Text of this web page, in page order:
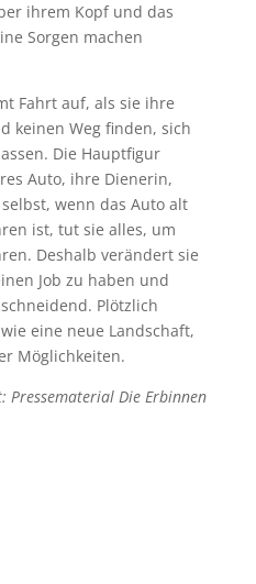
ihrem Kopf und das
Sorgen machen
Fahrt auf, als sie ihre
keinen Weg finden, sich
Die Hauptfigur
Auto, ihre Dienerin,
wenn das Auto alt
ist, tut sie alles, um
Deshalb verändert sie
Job zu haben und
Plötzlich
eine neue Landschaft,
Möglichkeiten.
Pressematerial Die Erbinnen